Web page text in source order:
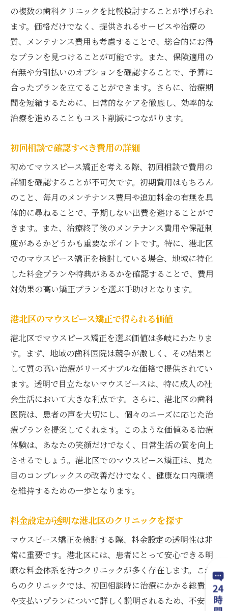
の複数の歯科クリニックを比較検討することが挙げられ
ます。価格だけでなく、提供されるサービスや治療の
質、メンテナンス費用も考慮することで、総合的にお得
なプランを見つけることが可能です。また、保険適用の
有無や分割払いのオプションを確認することで、予算に
合ったプランを立てることができます。さらに、治療期
間を短縮するために、日常的なケアを徹底し、効率的な
治療を進めることもコスト削減につながります。
初回相談で確認すべき費用の詳細
初めてマウスピース矯正を考える際、初回相談で費用の
詳細を確認することが不可欠です。初期費用はもちろん
のこと、毎月のメンテナンス費用や追加料金の有無を具
体的に尋ねることで、予期しない出費を避けることがで
きます。また、治療終了後のメンテナンス費用や保証制
度があるかどうかも重要なポイントです。特に、港北区
でのマウスピース矯正を検討している場合、地域に特化
した料金プランや特典があるかを確認することで、費用
対効果の高い矯正プランを選ぶ手助けとなります。
港北区のマウスピース矯正で得られる価値
港北区でマウスピース矯正を選ぶ価値は多岐にわたりま
す。まず、地域の歯科医院は競争が激しく、その結果と
して質の高い治療がリーズナブルな価格で提供されてい
ます。透明で目立たないマウスピースは、特に成人の社
会生活において大きな利点です。さらに、港北区の歯科
医院は、患者の声を大切にし、個々のニーズに応じた治
療プランを提案してくれます。このような価値ある治療
体験は、あなたの笑顔だけでなく、日常生活の質を向上
させるでしょう。港北区でのマウスピース矯正は、見た
目のコンプレックスの改善だけでなく、健康な口内環境
を維持するための一歩となります。
料金設定が透明な港北区のクリニックを探す
マウスピース矯正を検討する際、料金設定の透明性は非
常に重要です。港北区には、患者にとって安心できる明
瞭な料金体系を持つクリニックが多く存在します。これ
らのクリニックでは、初回相談時に治療にかかる総費用
や支払いプランについて詳しく説明されるため、不安を